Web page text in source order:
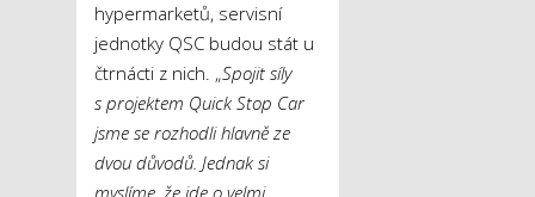
hypermarketů, servisní
jednotky QSC budou stát u
čtrnácti z nich. „Spojit síly
s projektem Quick Stop Car
jsme se rozhodli hlavně ze
dvou důvodů. Jednak si